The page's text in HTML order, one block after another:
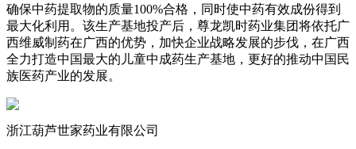
确保中药提取物的质量100%合格，同时使中药有效成份得到
最大化利用。该生产基地投产后，尊龙凯时药业集团将依托广
西维威制药在广西的优势，加快企业战略发展的步伐，在广西
全力打造中国最大的儿童中成药生产基地，更好的推动中国民
族医药产业的发展。
浙江葫芦世家药业有限公司